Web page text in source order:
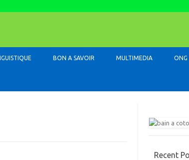
BON A SAVOIR MULTIMEDIA ONG
Recent